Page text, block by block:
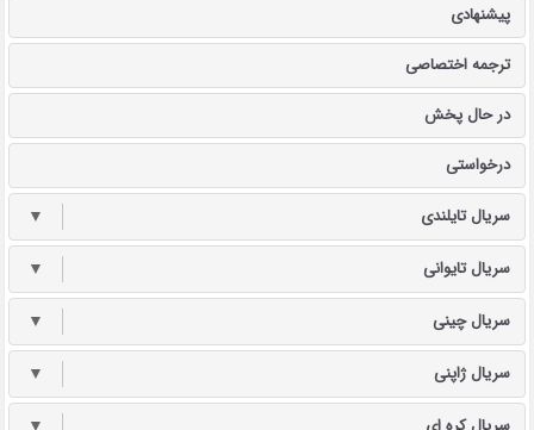
پیشنهادی
ترجمه اختصاصی
در حال پخش
درخواستی
سریال تایلندی ▼
سریال تایوانی ▼
سریال چینی ▼
سریال ژاپنی ▼